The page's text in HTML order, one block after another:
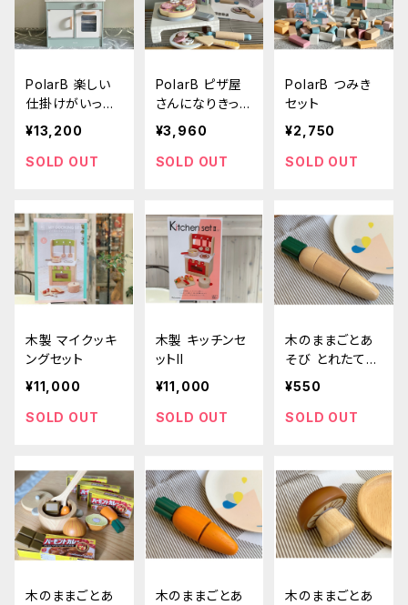
PolarB 楽しい
仕掛けがいっぱ
い♫おままごと
キッチンセット
¥13,200
SOLD OUT
PolarB ピザ屋
さんになりきっち
ゃお♫ホームメ
イドピザset
¥3,960
SOLD OUT
PolarB つみき
セット
¥2,750
SOLD OUT
木製 マイクッキ
ングセット
¥11,000
SOLD OUT
木製 キッチンセ
ットII
¥11,000
SOLD OUT
木のままごとあ
そび とれたてだ
いこん
¥550
SOLD OUT
木のままごとあ 木のままごとあ 木のままごとあ